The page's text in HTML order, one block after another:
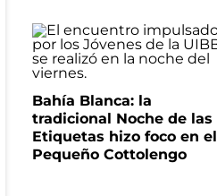
Bahía Blanca: la
tradicional Noche de las
Etiquetas hizo foco en el
Pequeño Cottolengo